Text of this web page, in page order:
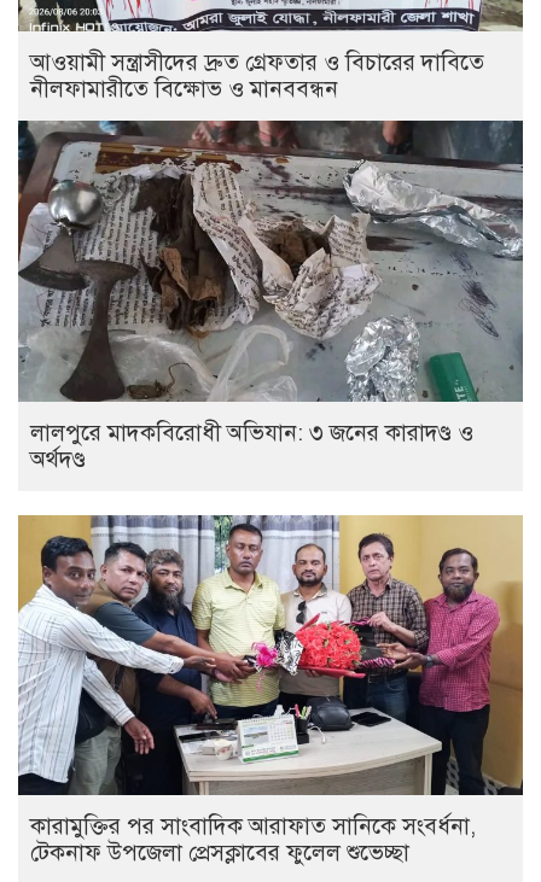
আওয়ামী সন্ত্রাসীদের দ্রুত গ্রেফতার ও বিচারের দাবিতে
নীলফামারীতে বিক্ষোভ ও মানববন্ধন
লালপুরে মাদকবিরোধী অভিযান: ৩ জনের কারাদণ্ড ও
অর্থদণ্ড
কারামুক্তির পর সাংবাদিক আরাফাত সানিকে সংবর্ধনা,
টেকনাফ উপজেলা প্রেসক্লাবের ফুলেল শুভেচ্ছা